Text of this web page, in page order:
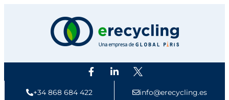
+34 868 684 422 info@erecycling.es